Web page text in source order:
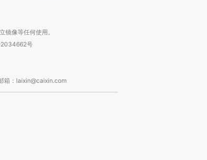
镜像等任何使用。
号
箱：laixin@caixin.com